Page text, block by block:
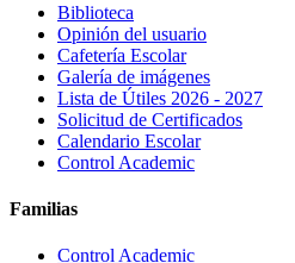
Biblioteca
Opinión del usuario
Cafetería Escolar
Galería de imágenes
Lista de Útiles 2026 - 2027
Solicitud de Certificados
Calendario Escolar
Control Academic
Familias
Control Academic